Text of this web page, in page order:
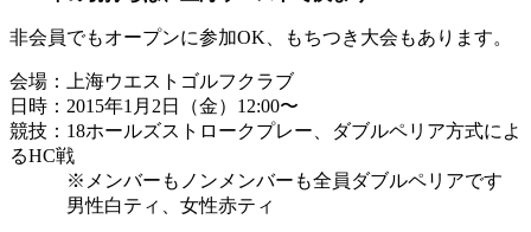
非会員でもオープンに参加OK、もちつき大会もあります。
会場：上海ウエストゴルフクラブ
日時：2015年1月2日（金）12:00〜
競技：18ホールズストロークプレー、ダブルペリア方式によ
るHC戦
※メンバーもノンメンバーも全員ダブルペリアです
男性白ティ、女性赤ティ